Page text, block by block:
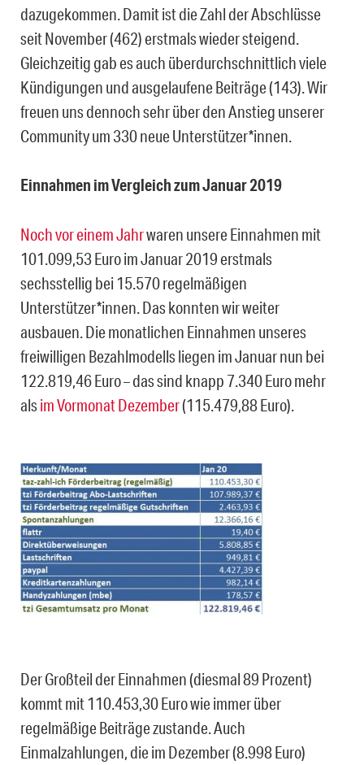
dazugekommen. Damit ist die Zahl der Abschlüsse
seit November (462) erstmals wieder steigend.
Gleichzeitig gab es auch überdurchschnittlich viele
Kündigungen und ausgelaufene Beiträge (143). Wir
freuen uns dennoch sehr über den Anstieg unserer
Community um 330 neue Unterstützer*innen.
Einnahmen im Vergleich zum Januar 2019
Noch vor einem Jahrwaren unsere Einnahmen mit
101.099,53 Euro im Januar 2019 erstmals
sechsstellig bei 15.570 regelmäßigen
Unterstützer*innen. Das konnten wir weiter
ausbauen. Die monatlichen Einnahmen unseres
freiwilligen Bezahlmodells liegen im Januar nun bei
122.819,46 Euro – das sind knapp 7.340 Euro mehr
alsim Vormonat Dezember(115.479,88 Euro).
Der Großteil der Einnahmen (diesmal 89 Prozent)
kommt mit 110.453,30 Euro wie immer über
regelmäßige Beiträge zustande. Auch
Einmalzahlungen, die im Dezember (8.998 Euro)